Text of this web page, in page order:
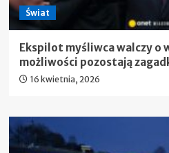
Świat
Ekspilot myśliwca walczy o
możliwości pozostają
16 kwietnia, 2026